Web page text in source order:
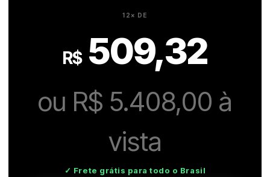
12× DE
R$509,32
ou R$ 5.408,00 à
vista
✓ Frete grátis para todo o Brasil